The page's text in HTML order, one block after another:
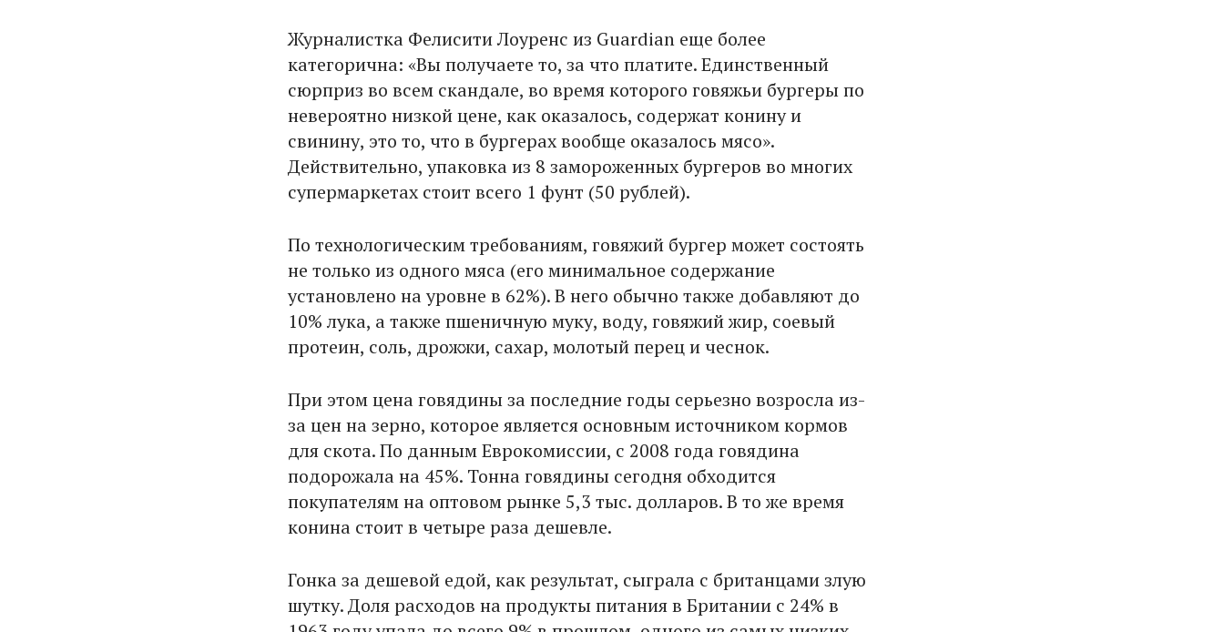
Журналистка Фелисити Лоуренс из Guardian еще более
категорична: «Вы получаете то, за что платите. Единственный
сюрприз во всем скандале, во время которого говяжьи бургеры по
невероятно низкой цене, как оказалось, содержат конину и
свинину, это то, что в бургерах вообще оказалось мясо».
Действительно, упаковка из 8 замороженных бургеров во многих
супермаркетах стоит всего 1 фунт (50 рублей).
По технологическим требованиям, говяжий бургер может состоять
не только из одного мяса (его минимальное содержание
установлено на уровне в 62%). В него обычно также добавляют до
10% лука, а также пшеничную муку, воду, говяжий жир, соевый
протеин, соль, дрожжи, сахар, молотый перец и чеснок.
При этом цена говядины за последние годы серьезно возросла из-
за цен на зерно, которое является основным источником кормов
для скота. По данным Еврокомиссии, с 2008 года говядина
подорожала на 45%. Тонна говядины сегодня обходится
покупателям на оптовом рынке 5,3 тыс. долларов. В то же время
конина стоит в четыре раза дешевле.
Гонка за дешевой едой, как результат, сыграла с британцами злую
шутку. Доля расходов на продукты питания в Британии с 24% в